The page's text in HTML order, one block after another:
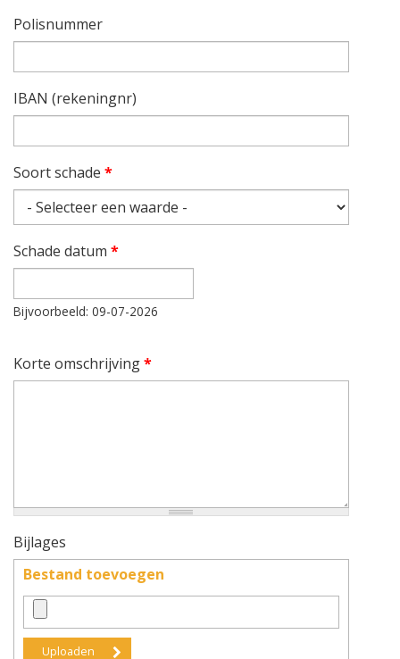
Polisnummer
IBAN (rekeningnr)
Soort schade *
Schade datum *
Bijvoorbeeld: 09-07-2026
Korte omschrijving*
Bijlages
Bestand toevoegen